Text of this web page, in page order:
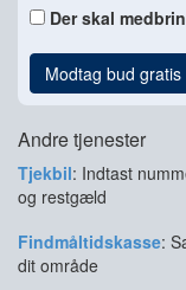
Der skal
Modtag bud gratis
Andre tjenester
Tjekbil: Indtast
og restgæld
Findmåltidskasse:
dit område